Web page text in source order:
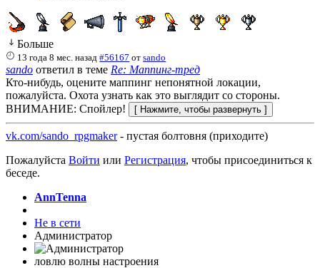
Больше
13 года 8 мес. назад #56167 отsando
sando ответил в теме Re: Маппинг-тред
Кто-нибудь, оцените маппинг непонятной локации,
пожалуйста. Охота узнать как это выглядит со стороны.
ВНИМАНИЕ: Спойлер!
vk.com/sando_rpgmaker- пустая болтовня (приходите)
Пожалуйста Войти или Регистрация, чтобы присоединиться к
беседе.
AnnTenna
Не в сети
Администратор
ловлю волны настроения